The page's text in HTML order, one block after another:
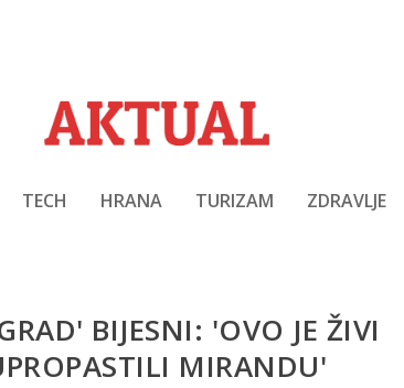
TECH HRANA TURIZAM ZDRAVLJE
BIJESNI: 'OVO JE ŽIVI
MIRANDU'